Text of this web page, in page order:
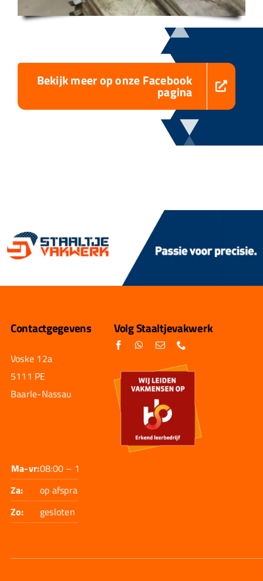
Bekijk meer op onze Facebook
pagina
Contactgegevens
Voske 12a
5111 PE
Baarle-Nassau
Ma-vr:08:00 – 17:30
Za:
op afspraak
Zo:
gesloten
Volg Staaltjevakwerk